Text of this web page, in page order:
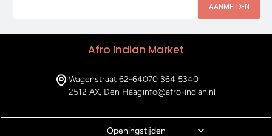
AANMELDEN
Afro Indian Market
Wagenstraat 62-64
2512 AX, Den Haag
070 364 5340
info@afro-indian.nl
Openingstijden